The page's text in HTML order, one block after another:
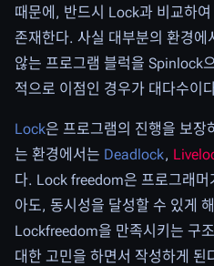
때문에, 반드시 Lock과 비교하여
존재한다. 사실 대부분의 환경
않는 프로그램 블럭을 Spinlock
적으로 이점인 경우가 대다수이
Lock은 프로그램의 진행을 보장
는 환경에서는 Deadlock,
다. Lock freedom은 프로그래
아도, 동시성을 달성할 수 있게
Lockfreedom을 만족시키는 구
대한 고민을 하면서 작성하게 된